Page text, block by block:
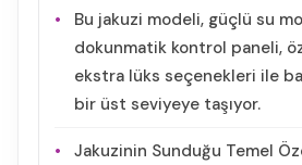
Bu jakuzi modeli, güçlü su
dokunmatik kontrol paneli,
ekstra lüks seçenekleri ile
bir üst seviyeye taşıyor.
Jakuzinin Sunduğu Temel